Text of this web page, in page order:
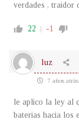
verdades , traidor
22 -1
luz
7 años atrás
le aplico la ley al
baterias hacia los